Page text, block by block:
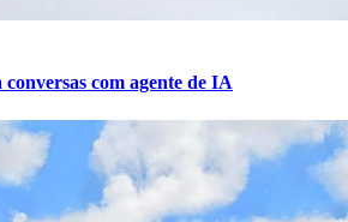
com agente de IA